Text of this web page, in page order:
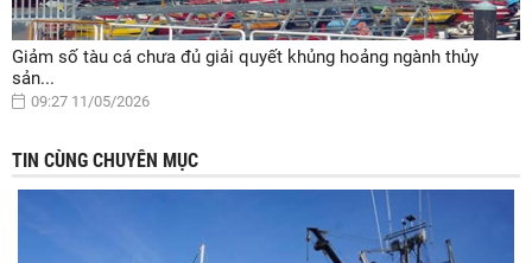
Giảm số tàu cá chưa đủ giải quyết khủng hoảng ngành thủy
sản...
09:27 11/05/2026
TIN CÙNG CHUYÊN MỤC